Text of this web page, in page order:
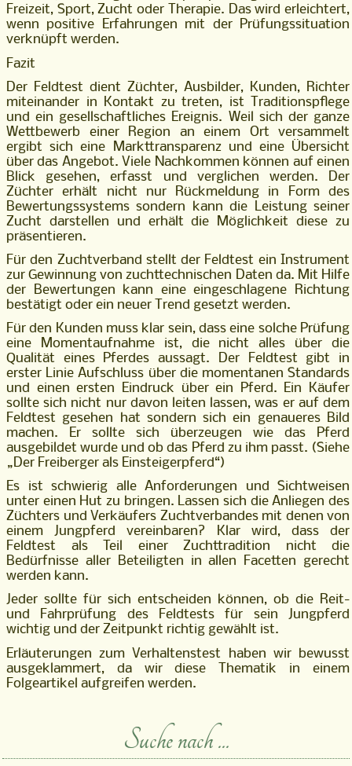
Freizeit, Sport, Zucht oder Therapie. Das wird erleichtert,
wenn positive Erfahrungen mit der Prüfungssituation
verknüpft werden.
Fazit
Der Feldtest dient Züchter, Ausbilder, Kunden, Richter
miteinander in Kontakt zu treten, ist Traditionspflege
und ein gesellschaftliches Ereignis. Weil sich der ganze
Wettbewerb einer Region an einem Ort versammelt
ergibt sich eine Markttransparenz und eine Übersicht
über das Angebot. Viele Nachkommen können auf einen
Blick gesehen, erfasst und verglichen werden. Der
Züchter erhält nicht nur Rückmeldung in Form des
Bewertungssystems sondern kann die Leistung seiner
Zucht darstellen und erhält die Möglichkeit diese zu
präsentieren.
Für den Zuchtverband stellt der Feldtest ein Instrument
zur Gewinnung von zuchttechnischen Daten da. Mit Hilfe
der Bewertungen kann eine eingeschlagene Richtung
bestätigt oder ein neuer Trend gesetzt werden.
Für den Kunden muss klar sein, dass eine solche Prüfung
eine Momentaufnahme ist, die nicht alles über die
Qualität eines Pferdes aussagt. Der Feldtest gibt in
erster Linie Aufschluss über die momentanen Standards
und einen ersten Eindruck über ein Pferd. Ein Käufer
sollte sich nicht nur davon leiten lassen, was er auf dem
Feldtest gesehen hat sondern sich ein genaueres Bild
machen. Er sollte sich überzeugen wie das Pferd
ausgebildet wurde und ob das Pferd zu ihm passt. (Siehe
„Der Freiberger als Einsteigerpferd“)
Es ist schwierig alle Anforderungen und Sichtweisen
unter einen Hut zu bringen. Lassen sich die Anliegen des
Züchters und Verkäufers Zuchtverbandes mit denen von
einem Jungpferd vereinbaren? Klar wird, dass der
Feldtest als Teil einer Zuchttradition nicht die
Bedürfnisse aller Beteiligten in allen Facetten gerecht
werden kann.
Jeder sollte für sich entscheiden können, ob die Reit-
und Fahrprüfung des Feldtests für sein Jungpferd
wichtig und der Zeitpunkt richtig gewählt ist.
Erläuterungen zum Verhaltenstest haben wir bewusst
ausgeklammert, da wir diese Thematik in einem
Folgeartikel aufgreifen werden.
Suche nach ...